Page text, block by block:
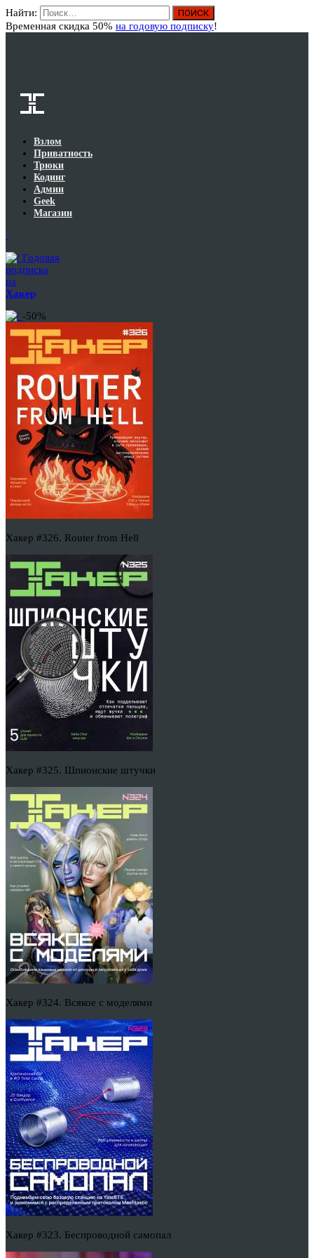
Найти:
Временная скидка 50% на годовую подписку!
Взлом
Приватность
Трюки
Кодинг
Админ
Geek
Магазин
Годовая
подписка
на
Хакер
-50%
Хакер #326. Router from Hell
Хакер #325. Шпионские штучки
Хакер #324. Всякое с моделями
Хакер #323. Беспроводной самопал